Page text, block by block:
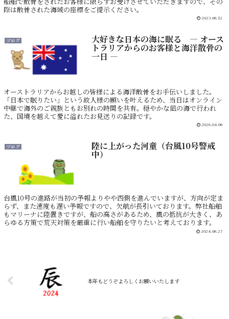
際は散骨された海域の座標をご提示ください。
2023.08.12
ブログ 大好きな日本の海に眠る ― オース
トラリアからのお客様と海洋散骨の
一日 ―
オーストラリアからお越しの皆様による海洋散骨をお手伝いしました。
「日本で眠りたい」という故人様の願いを叶えるため、当日はオンライン
中継で海外のご親族ともお別れの時間を共有。穏やかな凪の海で行われ
た、国境を越えて愛に溢れたお見送りの記録です。
2026.04.08
ブログ 陸に上がった河童（台風10号警戒
中）
台風10号の進路が当初の予報よりやや西側を進んでいますが、方向が定ま
らず、また速度も遅い予報ですので、欠航が長引いております。弊社船舶
もマリーナに陸置きですが、船の高さがあるため、風の抵抗が大きく、あ
らゆる方策で荒天対策を厳重に行い船舶を守りたいと考えております。
2024.08.27
本年もどうぞよろしくお願いいたします